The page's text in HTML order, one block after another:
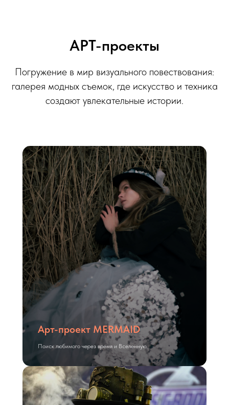
АРТ-проекты
Погружение в мир визуального повествования:
галерея модных съемок, где искусство и техника
создают увлекательные истории.
Арт-проект MERMAID
Поиск любимого через время и Вселенную